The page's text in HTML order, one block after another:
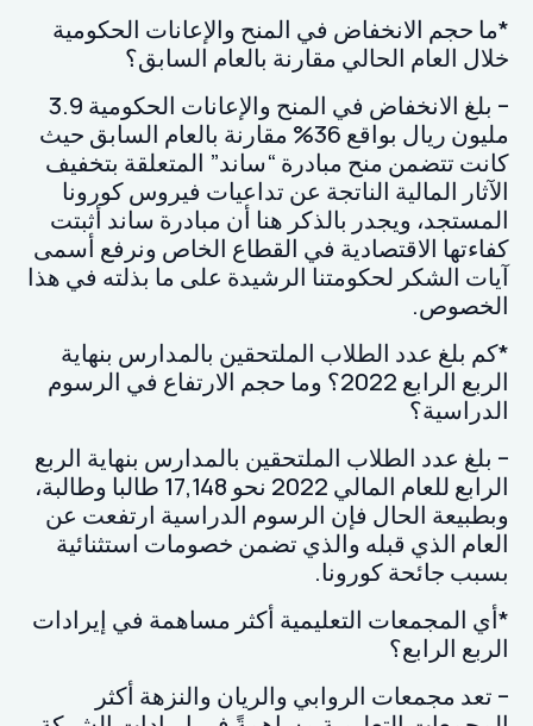
*ما حجم الانخفاض في المنح والإعانات الحكومية
خلال العام الحالي مقارنة بالعام السابق؟
– بلغ الانخفاض في المنح والإعانات الحكومية 3.9
مليون ريال بواقع 36% مقارنة بالعام السابق حيث
كانت تتضمن منح مبادرة “ساند” المتعلقة بتخفيف
الآثار المالية الناتجة عن تداعيات فيروس كورونا
المستجد، ويجدر بالذكر هنا أن مبادرة ساند أثبتت
كفاءتها الاقتصادية في القطاع الخاص ونرفع أسمى
آيات الشكر لحكومتنا الرشيدة على ما بذلته في هذا
الخصوص.
*كم بلغ عدد الطلاب الملتحقين بالمدارس بنهاية
الربع الرابع 2022؟ وما حجم الارتفاع في الرسوم
الدراسية؟
– بلغ عدد الطلاب الملتحقين بالمدارس بنهاية الربع
الرابع للعام المالي 2022 نحو 17,148 طالبا وطالبة،
وبطبيعة الحال فإن الرسوم الدراسية ارتفعت عن
العام الذي قبله والذي تضمن خصومات استثنائية
بسبب جائحة كورونا.
*أي المجمعات التعليمية أكثر مساهمة في إيرادات
الربع الرابع؟
– تعد مجمعات الروابي والريان والنزهة أكثر